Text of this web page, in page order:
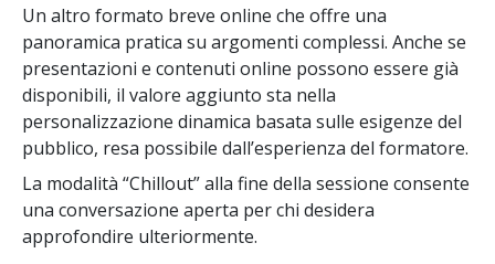
Un altro formato breve online che offre una
panoramica pratica su argomenti complessi. Anche se
presentazioni e contenuti online possono essere già
disponibili, il valore aggiunto sta nella
personalizzazione dinamica basata sulle esigenze del
pubblico, resa possibile dall’esperienza del formatore.
La modalità “Chillout” alla fine della sessione consente
una conversazione aperta per chi desidera
approfondire ulteriormente.